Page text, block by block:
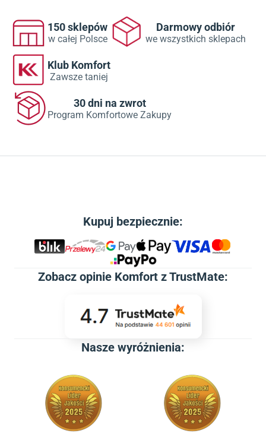
150 sklepów
w całej Polsce
Darmowy odbiór
we wszystkich sklepach
Klub Komfort
Zawsze taniej
30 dni na zwrot
Program Komfortowe Zakupy
Kupuj bezpiecznie:
Zobacz opinie Komfort z TrustMate:
Nasze wyróżnienia: